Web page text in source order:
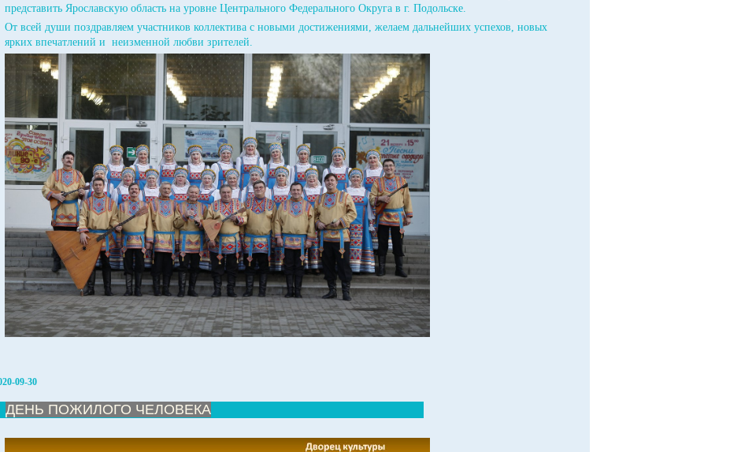
представить Ярославскую область на уровне Центрального Федерального Округа в г. Подольске.
От всей души поздравляем участников коллектива с новыми достижениями, желаем дальнейших успехов, новых
ярких впечатлений и неизменной любви зрителей.
09-30
ДЕНЬ ПОЖИЛОГО ЧЕЛОВЕКА